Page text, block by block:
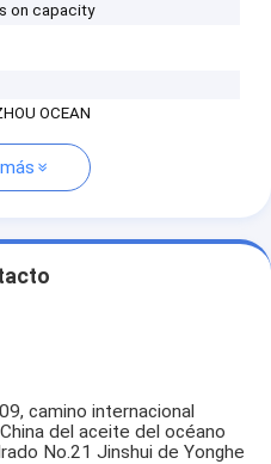
on capacity
OCEAN
camino internacional
del aceite del océano
No.21 Jinshui de Yonghe